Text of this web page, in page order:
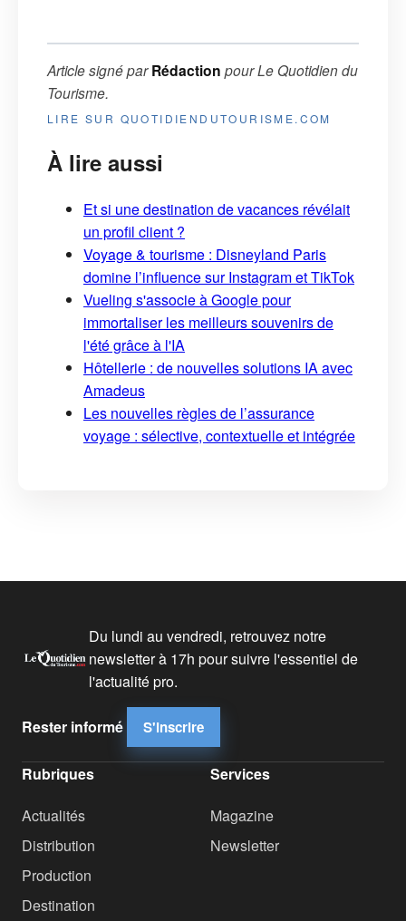
Article signé parRédaction pourLe Quotidien du
Tourisme.
LIRE SUR QUOTIDIENDUTOURISME.COM
À lire aussi
Et si une destination de vacances révélait
un profil client ?
Voyage & tourisme : Disneyland Paris
domine l’influence sur Instagram et TikTok
Vueling s'associe à Google pour
immortaliser les meilleurs souvenirs de
l'été grâce à l'IA
Hôtellerie : de nouvelles solutions IA avec
Amadeus
Les nouvelles règles de l’assurance
voyage : sélective, contextuelle et intégrée
Du lundi au vendredi, retrouvez notre
newsletter à 17h pour suivre l'essentiel de
l'actualité pro.
Rester informé S'inscrire
Rubriques
Actualités
Distribution
Production
Destination
Services
Magazine
Newsletter